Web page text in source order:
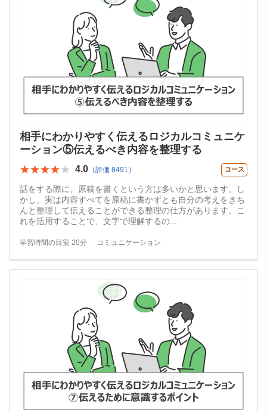
相手にわかりやすく伝えるロジカルコミュニケ
ーション⑤伝えるべき内容を整理する
★★★★★
★★★★★ 4.0 （評価 8491） コース
話をする際に、原稿を書くという方は多いかと思います。し
かし、実は内容すべてを原稿に書かずとも自分の考えをきち
んと整理して伝えることができる整理の仕方があります。こ
れを活用することで、文字で理解するの
学習時間の目安 20分 コミュニケーション